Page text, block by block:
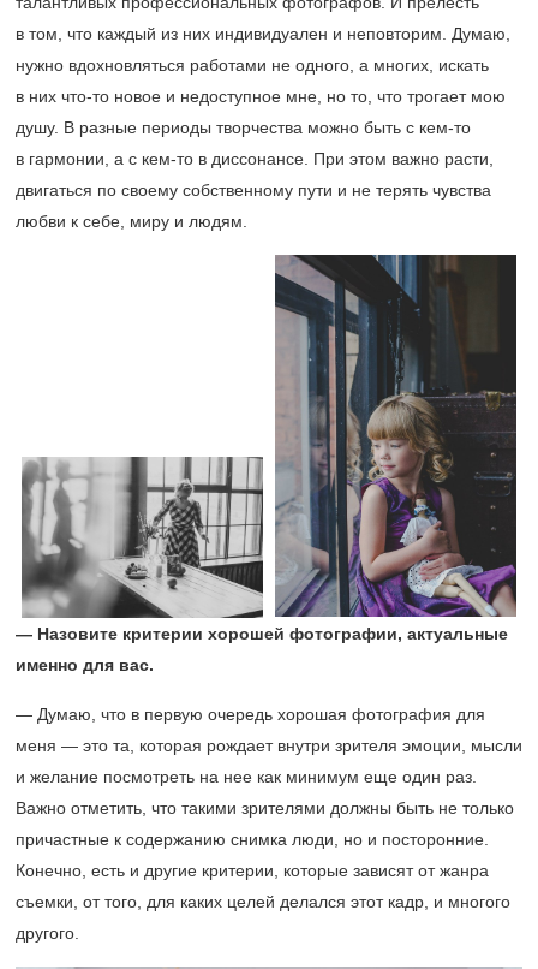
в том, что каждый из них индивидуален и неповторим. Думаю,
нужно вдохновляться работами не одного, а многих, искать
в них что-то новое и недоступное мне, но то, что трогает мою
душу. В разные периоды творчества можно быть с кем-то
в гармонии, а с кем-то в диссонансе. При этом важно расти,
двигаться по своему собственному пути и не терять чувства
любви к себе, миру и людям.
— Назовите критерии хорошей фотографии, актуальные
именно для вас.
— Думаю, что в первую очередь хорошая фотография для
меня — это та, которая рождает внутри зрителя эмоции, мысли
и желание посмотреть на нее как минимум еще один раз.
Важно отметить, что такими зрителями должны быть не только
причастные к содержанию снимка люди, но и посторонние.
Конечно, есть и другие критерии, которые зависят от жанра
съемки, от того, для каких целей делался этот кадр, и многого
другого.